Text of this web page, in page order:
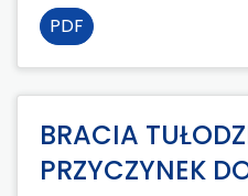
PDF
BRACIA
PRZYCZYNEK